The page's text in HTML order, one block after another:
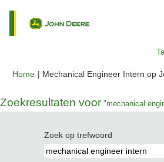
Home | Mechanical Engineer Intern op
Zoekresultaten voor "mechanical
Zoek op trefwoord